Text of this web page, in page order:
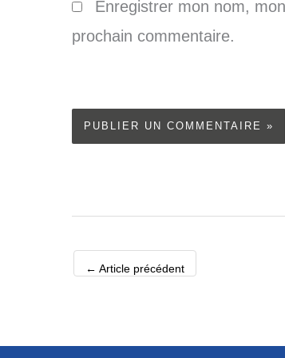
Enregistrer mon nom,
prochain commentaire.
← Article précédent